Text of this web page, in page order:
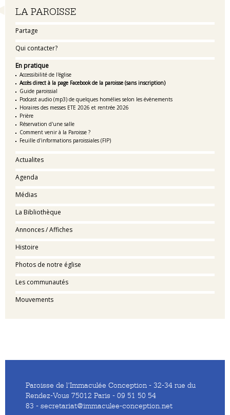
Navigation
LA PAROISSE
Partage
Qui contacter?
En pratique
Accessibilité de l'église
Accès direct à la page Facebook de la paroisse (sans inscription)
Guide paroissial
Podcast audio (mp3) de quelques homélies selon les évènements
Horaires des messes ETE 2026 et rentrée 2026
Prière
Réservation d'une salle
Comment venir à la Paroisse ?
Feuille d'informations paroissiales (FIP)
Actualites
Agenda
Médias
La Bibliothèque
Annonces / Affiches
Histoire
Photos de notre église
Les communautés
Mouvements
Paroisse de l'Immaculée Conception - 32-34 rue du
Rendez-Vous 75012 Paris - 09 51 50 54
83 - secretariat@immaculee-conception.net